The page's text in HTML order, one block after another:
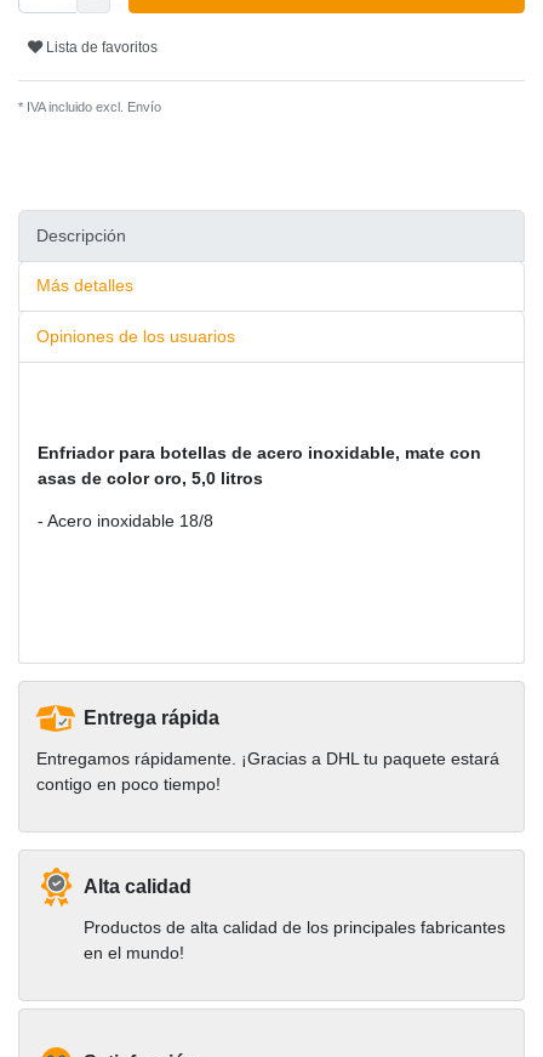
Lista de favoritos
* IVA incluido excl. Envío
Descripción
Más detalles
Opiniones de los usuarios
Enfriador para botellas de acero inoxidable, mate con
asas de color oro, 5,0 litros
- Acero inoxidable 18/8
Entrega rápida
Entregamos rápidamente. ¡Gracias a DHL tu paquete estará
contigo en poco tiempo!
Alta calidad
Productos de alta calidad de los principales fabricantes
en el mundo!